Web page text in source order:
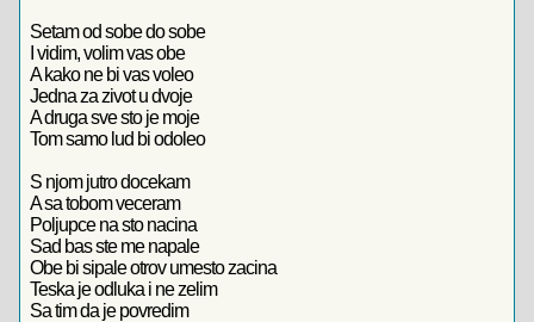
Setam od sobe do sobe
I vidim, volim vas obe
A kako ne bi vas voleo
Jedna za zivot u dvoje
A druga sve sto je moje
Tom samo lud bi odoleo
S njom jutro docekam
A sa tobom veceram
Poljupce na sto nacina
Sad bas ste me napale
Obe bi sipale otrov umesto zacina
Teska je odluka i ne zelim
Sa tim da je povredim